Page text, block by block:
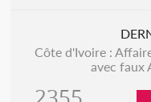
Côte d'Ivoire :
avec faux